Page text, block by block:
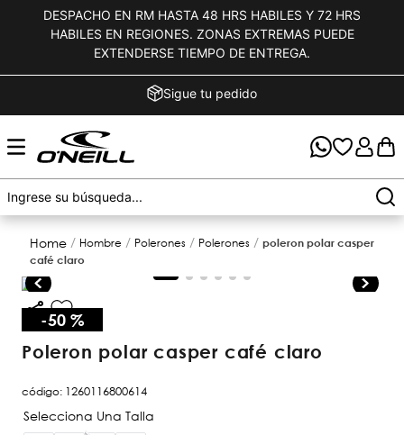
DESPACHO EN RM HASTA 48 HRS HABILES Y 72 HRS
HABILES EN REGIONES. ZONAS EXTREMAS PUEDE
EXTENDERSE TIEMPO DE ENTREGA.
Sigue tu pedido
hombre polerones polerones
poleron polar casper
café claro
-50 %
poleron polar casper café claro
código: 1260116800614